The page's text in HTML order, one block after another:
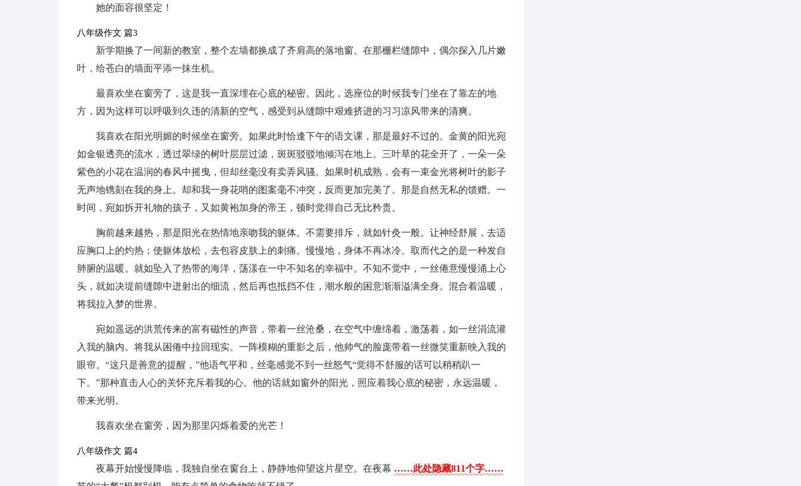
她的面容很坚定！
八年级作文 篇3
新学期换了一间新的教室，整个左墙都换成了齐肩高的落地窗。在那栅栏缝隙中，偶尔探入几片嫩
叶，给苍白的墙面平添一抹生机。
最喜欢坐在窗旁了，这是我一直深埋在心底的秘密。因此，选座位的时候我专门坐在了靠左的地
方，因为这样可以呼吸到久违的清新的空气，感受到从缝隙中艰难挤进的习习凉风带来的清爽。
我喜欢在阳光明媚的时候坐在窗旁。如果此时恰逢下午的语文课，那是最好不过的。金黄的阳光宛
如金银透亮的流水，透过翠绿的树叶层层过滤，斑斑驳驳地倾泻在地上。三叶草的花全开了，一朵一朵
紫色的小花在温润的春风中摇曳，但却丝毫没有卖弄风骚。如果时机成熟，会有一束金光将树叶的影子
无声地镌刻在我的身上。却和我一身花哨的图案毫不冲突，反而更加完美了。那是自然无私的馈赠。一
时间，宛如拆开礼物的孩子，又如黄袍加身的帝王，顿时觉得自己无比矜贵。
胸前越来越热，那是阳光在热情地亲吻我的躯体。不需要排斥，就如针灸一般。让神经舒展，去适
应胸口上的灼热；使躯体放松，去包容皮肤上的刺痛。慢慢地，身体不再冰冷。取而代之的是一种发自
肺腑的温暖。就如坠入了热带的海洋，荡漾在一中不知名的幸福中。不知不觉中，一丝倦意慢慢涌上心
头，就如决堤前缝隙中迸射出的细流，然后再也抵挡不住，潮水般的困意渐渐溢满全身。混合着温暖，
将我拉入梦的世界。
宛如遥远的洪荒传来的富有磁性的声音，带着一丝沧桑，在空气中缠绵着，激荡着，如一丝涓流灌
入我的脑内。将我从困倦中拉回现实。一阵模糊的重影之后，他帅气的脸庞带着一丝微笑重新映入我的
眼帘。“这只是善意的提醒，”他语气平和，丝毫感觉不到一丝怒气“觉得不舒服的话可以稍稍趴一
下。”那种直击人心的关怀充斥着我的心。他的话就如窗外的阳光，照应着我心底的秘密，永远温暖，
带来光明。
我喜欢坐在窗旁，因为那里闪烁着爱的光芒！
八年级作文 篇4
夜幕开始慢慢降临，我独自坐在窗台上，静静地仰望这片星空。在夜幕 ……此处隐藏811个字……